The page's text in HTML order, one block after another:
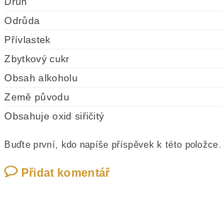
Odrůda
Přívlastek
Zbytkový cukr
Obsah alkoholu
Země původu
Obsahuje oxid siřičitý
Buďte první, kdo napíše příspěvek k této položce.
Přidat komentář